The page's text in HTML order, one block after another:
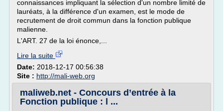
connaissances impliquant la sélection d'un nombre limité de
lauréats, à la différence d'un examen, est le mode de
recrutement de droit commun dans la fonction publique
malienne.
L'ART. 27 de la loi énonce,...
Lire la suite
Date: 2018-12-17 00:56:38
Site : http://mali-web.org
maliweb.net - Concours d’entrée à la
Fonction publique : l ...